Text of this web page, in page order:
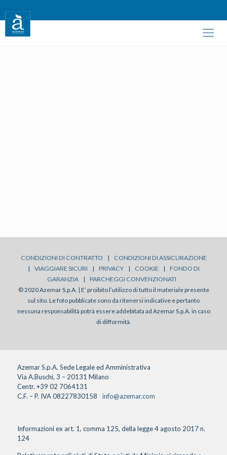
CONDIZIONI DI CONTRATTO |
CONDIZIONI DI ASSICURAZIONE
|
VIAGGIARE SICURI | PRIVACY | COOKIE |
FONDO DI
GARANZIA
|
PARCHEGGI CONVENZIONATI
© 2020 Azemar S.p.A. | E’ proibito l’utilizzo di tutto il materiale presente
sul sito. Le foto pubblicate sono da ritenersi indicative e pertanto
nessuna responsabilità potrà essere addebitata ad Azemar S.p.A. in caso
di difformità.
Azemar S.p.A. Sede Legale ed Amministrativa
Via A.Buschi, 3 – 20131 Milano
Centr. +39 02 7064131
C.F. – P. IVA 08227830158
info@azemar.com
Informazioni ex art. 1, comma 125, della legge 4 agosto 2017 n.
124